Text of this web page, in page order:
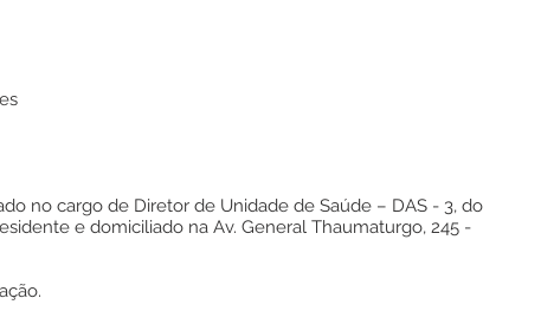
no cargo de Diretor de Unidade de Saúde – DAS - 3, do
e domiciliado na Av. General Thaumaturgo, 245 -